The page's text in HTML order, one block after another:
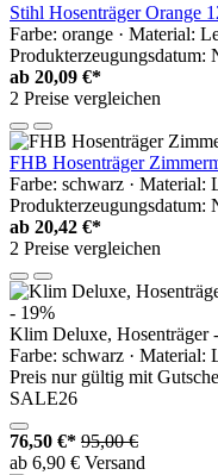
Stihl Hosenträger Orange
Farbe: orange · Material:
Produkterzeugungsdatum:
ab 20,09 €*
2 Preise vergleichen
FHB Hosenträger
Farbe: schwarz · Material:
Produkterzeugungsdatum:
ab 20,42 €*
2 Preise vergleichen
- 19%
Klim Deluxe, Hosenträger
Farbe: schwarz · Material:
Preis nur gültig mit
SALE26
76,50 €* 95,00 €
ab 6,90 € Versand